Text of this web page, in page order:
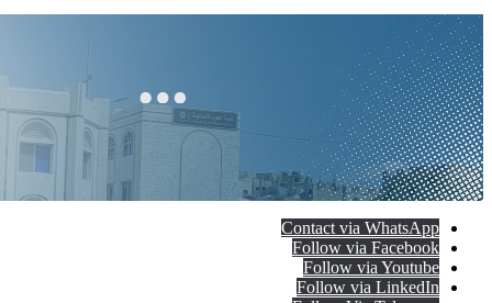
Contact via WhatsApp
Follow via Facebook
Follow via Youtube
Follow via LinkedIn